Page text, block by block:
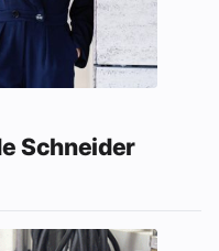
Schneider